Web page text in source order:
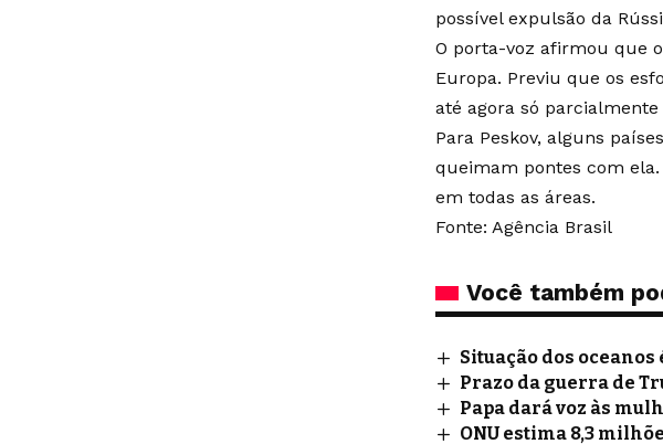
possível expulsão da
O porta-voz afirmou que
Europa. Previu que os
até agora só
Para Peskov, alguns
queimam pontes com
em todas as áreas.
Fonte: Agência Brasil
Você também
Situação dos
Prazo da guerra de
Papa dará voz às
ONU estima 8,3